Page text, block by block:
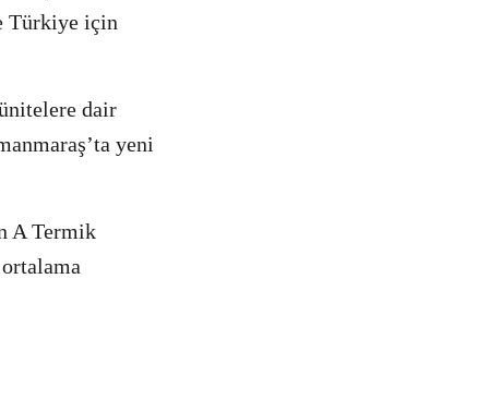
Türkiye için
dair
yeni
A Termik